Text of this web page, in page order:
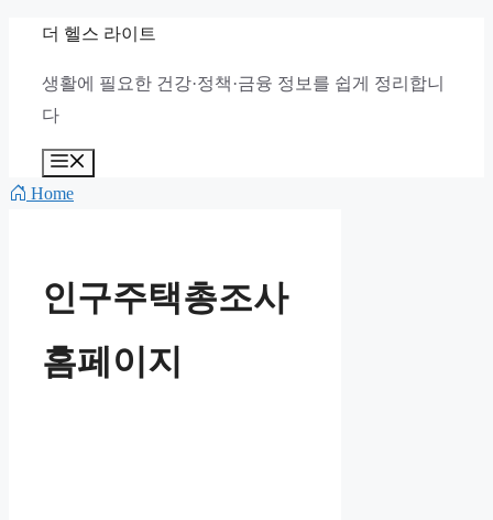
너
더 헬스 라이트
생활에 필요한 건강·정책·금융 정보를 쉽게 정리합니
다
Home
인구주택총조사
홈페이지